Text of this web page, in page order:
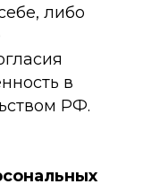
либо
в
РФ.